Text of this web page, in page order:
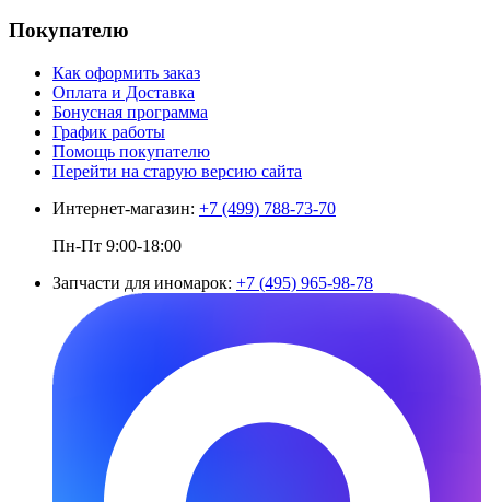
Покупателю
Как оформить заказ
Оплата и Доставка
Бонусная программа
График работы
Помощь покупателю
Перейти на старую версию сайта
Интернет-магазин: +7 (499) 788-73-70
Пн-Пт 9:00-18:00
Запчасти для иномарок: +7 (495) 965-98-78